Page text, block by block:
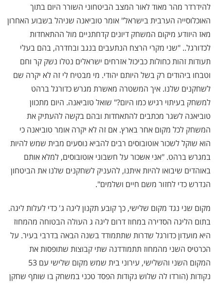
להידרדר מהר מאוד לאור המצב הביטחוני השורר היום בתוך
האוכלוסייה הערבית בישראל" אומר טוביאנה שניהל בשבוע האחרון
מאז היוודע מיקום המשחק דיונים קדחתניים מול ההתאחדות
לכדורגל.. "שני מקרי הרצח הנתעבים בנגב ובחדרה, בהם בעלי
תעודות זהות כחולות כביכול אזרחים ישראלים נטלו נשק קר וחם
וטבחו ביהודים רק בשל היותם יהודי. מי מבטיח לי זה לא יקרה שם
לשחקנים שלנו. איך המשטרה מאשרת מגרש כדורגל ברהט
למשחק בעיתוי רגיש כמו היום?" שואל טוביאנה. היום מתכוון
טוביאנה לשגר מכתבים להתאחדות ובהם בקשה להעתיק את
המשחק לכל מקום אחר בארץ. אם זה לא יקרה אומר טוביאנה כי
הוא שוקל לשכור אוטובוסים רבים להביא נוסעים מבית שמש להיות
במגרש ברהט. "אני אשכור על חשבוני אוטובוסים, למלא אותם
באוהדים שיבואו להיות איתנו, להעניק לשחקנים שלנו את הביטחון
הנדרש כדי לחזור משם חיים ושלמים".
מקום שני נגד מקום שלישי, כך קובע תקנון ליגה ג' כדי לעלות ליגה.
בתום הליגה הסדירה במחוז דרום ליגה ג העולה הבטוחה מהמחוז
היא מועדון כדורגל שדרות שתתמודד בשנה הבאה בדרבי בעיר. על
הכרטיס השני מהמחוז תתמודדנה שתי קבוצות שתופסות את
המקום השני והשלישי, עירוני בית שמש מקום שלישי עם 53
נקודות (הורדו לה שלוש נקודות הפסד טכני במשחק בו שותף שחקן